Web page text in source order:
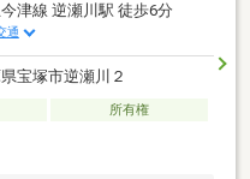
津線 逆瀬川駅 徒歩6分
通
宝塚市逆瀬川２
所有権